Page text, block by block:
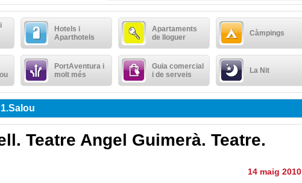
Hotels i
Aparthotels
Apartaments
de lloguer
Càmpings
PortAventura i
molt més
Guia comercial
i de serveis
La Nit
Teatre Angel Guimerà. Teatre.
14 maig 2010